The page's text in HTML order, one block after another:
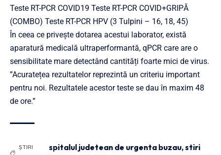
Teste RT-PCR COVID19 Teste RT-PCR COVID+GRIPĂ
(COMBO) Teste RT-PCR HPV (3 Tulpini – 16, 18, 45)
În ceea ce privește dotarea acestui laborator, există
aparatură medicală ultraperformantă, qPCR care are o
sensibilitate mare detectând cantități foarte mici de virus.
”Acuratețea rezultatelor reprezintă un criteriu important
pentru noi. Rezultatele acestor teste se dau în maxim 48
de ore.”
ȘTIRI
spitalul judetean de urgenta buzau,stiri